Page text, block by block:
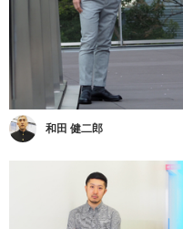
和田 健二郎